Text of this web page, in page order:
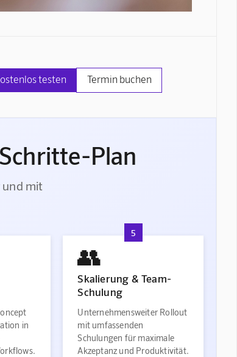
testen Termin buchen
Plan
und mit
in
5
👥
Skalierung & Team-
Schulung
Unternehmensweiter Rollout
mit umfassenden
Schulungen für maximale
Akzeptanz und Produktivität.